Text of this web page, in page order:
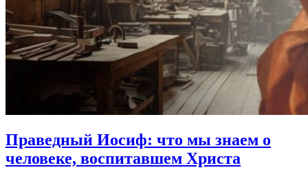
Праведный Иосиф: что мы знаем о
человеке, воспитавшем Христа